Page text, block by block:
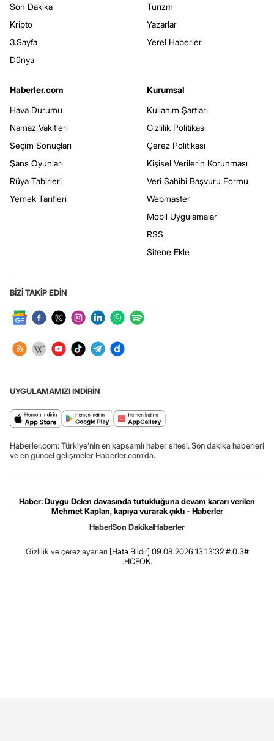
Son Dakika
Kripto
3.Sayfa
Dünya
Turizm
Yazarlar
Yerel Haberler
Haberler.com
Hava Durumu
Namaz Vakitleri
Seçim Sonuçları
Şans Oyunları
Rüya Tabirleri
Yemek Tarifleri
Kurumsal
Kullanım Şartları
Gizlilik Politikası
Çerez Politikası
Kişisel Verilerin Korunması
Veri Sahibi Başvuru Formu
Webmaster
Mobil Uygulamalar
RSS
Sitene Ekle
BİZİ TAKİP EDİN
UYGULAMAMIZI İNDİRİN
Haberler.com: Türkiye’nin en kapsamlı haber sitesi. Son dakika haberleri
ve en güncel gelişmeler Haberler.com’da.
Haber: Duygu Delen davasında tutukluğuna devam kararı verilen
Mehmet Kaplan, kapıya vurarak çıktı - Haberler
HaberSon DakikaHaberler
Gizlilik ve çerez ayarları [Hata Bildir] 09.08.2026 13:13:32 #.0.3#
.HCFOK.